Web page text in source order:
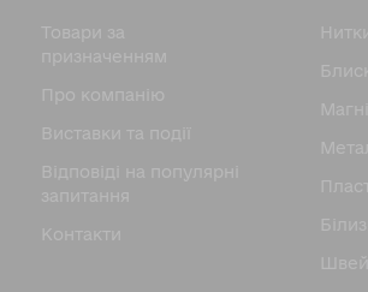
Товари за
призначенням
Про компанію
Виставки та події
Відповіді на популярні
запитання
Контакти